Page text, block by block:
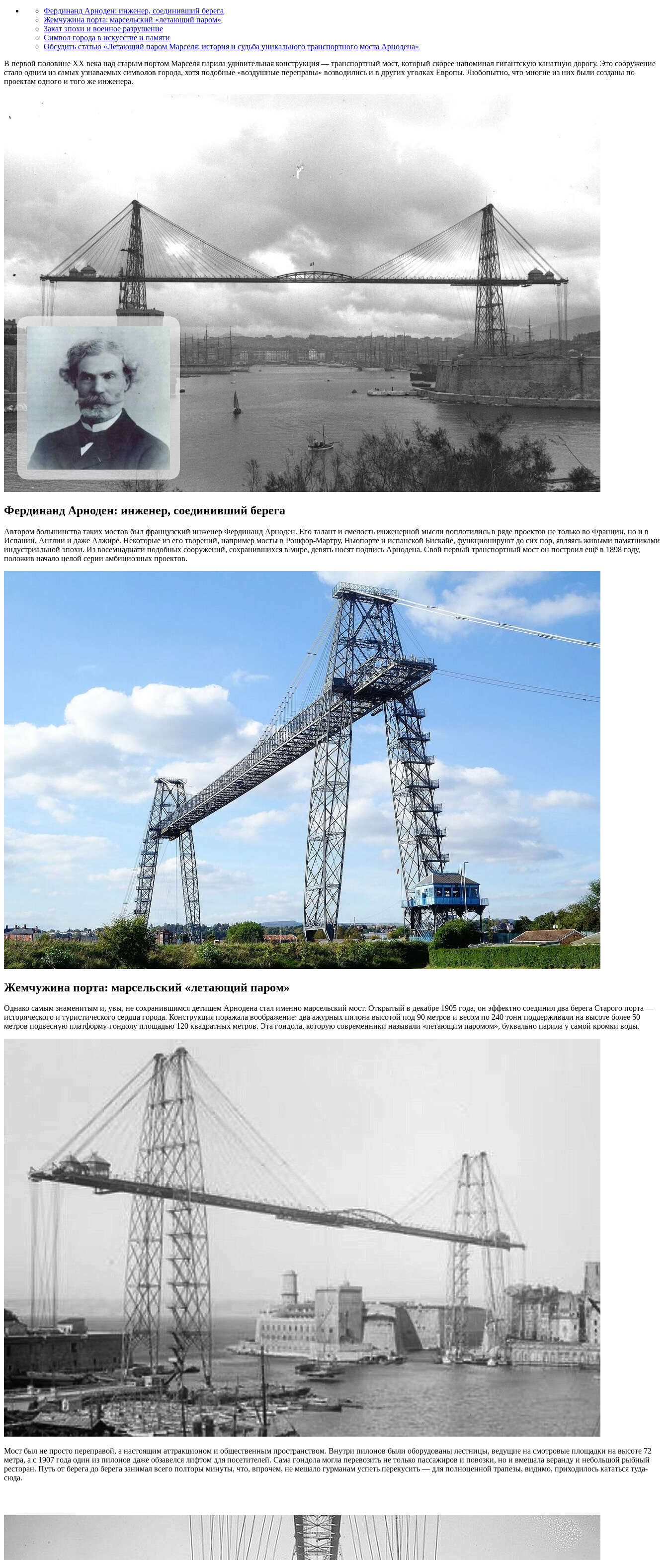
Фердинанд Арноден: инженер, соединивший берега
Жемчужина порта: марсельский «летающий паром»
Закат эпохи и военное разрушение
Символ города в искусстве и памяти
Обсудить статью «Летающий паром Марселя: история и судьба уникального транспортного моста Арнодена»
В первой половине XX века над старым портом Марселя парила удивительная конструкция — транспортный мост, который скорее напоминал гигантскую канатную дорогу. Это сооружение
стало одним из самых узнаваемых символов города, хотя подобные «воздушные переправы» возводились и в других уголках Европы. Любопытно, что многие из них были созданы по
проектам одного и того же инженера.
Фердинанд Арноден: инженер, соединивший берега
Автором большинства таких мостов был французский инженер Фердинанд Арноден. Его талант и смелость инженерной мысли воплотились в ряде проектов не только во Франции, но и в
Испании, Англии и даже Алжире. Некоторые из его творений, например мосты в Рошфор-Мартру, Ньюпорте и испанской Бискайе, функционируют до сих пор, являясь живыми памятниками
индустриальной эпохи. Из восемнадцати подобных сооружений, сохранившихся в мире, девять носят подпись Арнодена. Свой первый транспортный мост он построил ещё в 1898 году,
положив начало целой серии амбициозных проектов.
Жемчужина порта: марсельский «летающий паром»
Однако самым знаменитым и, увы, не сохранившимся детищем Арнодена стал именно марсельский мост. Открытый в декабре 1905 года, он эффектно соединил два берега Старого порта —
исторического и туристического сердца города. Конструкция поражала воображение: два ажурных пилона высотой под 90 метров и весом по 240 тонн поддерживали на высоте более 50
метров подвесную платформу-гондолу площадью 120 квадратных метров. Эта гондола, которую современники называли «летающим паромом», буквально парила у самой кромки воды.
Мост был не просто переправой, а настоящим аттракционом и общественным пространством. Внутри пилонов были оборудованы лестницы, ведущие на смотровые площадки на высоте 72
метра, а с 1907 года один из пилонов даже обзавелся лифтом для посетителей. Сама гондола могла перевозить не только пассажиров и повозки, но и вмещала веранду и небольшой рыбный
ресторан. Путь от берега до берега занимал всего полторы минуты, что, впрочем, не мешало гурманам успеть перекусить — для полноценной трапезы, видимо, приходилось кататься туда-
сюда.